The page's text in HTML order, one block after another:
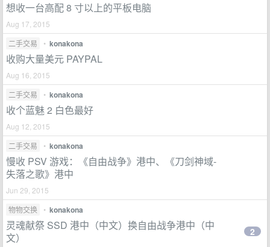
想收一台高配 8 寸以上的平板电脑
Aug 17, 2015
二手交易
• konakona
收购大量美元 PAYPAL
Aug 16, 2015
二手交易
• konakona
收个蓝魅 2 白色最好
Aug 12, 2015
二手交易
• konakona
慢收 PSV 游戏：《自由战争》港中、《刀剑神域-
失落之歌》港中
Jun 29, 2015
物物交换
• konakona
灵魂献祭 SSD 港中（中文）换自由战争港中（中
文）
2